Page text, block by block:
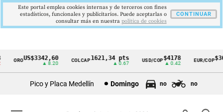
Cintillo
OROUS$3342,60
▲ 8.20
COLCAP1621,34 pts
▲ 0.67
USD/COP$4178
▲ 0.42
EUR/COP
Pico y Placa Medellín Domingo no no
Este portal emplea cookies internas y de terceros con fines
estadísticos, funcionales y publicitarios. Puede aceptarlas o
consultar más en nuestra politica de cookies
CONTINUAR